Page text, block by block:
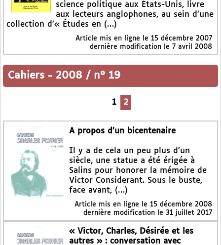
science politique aux États-Unis, livre
aux lecteurs anglophones, au sein d’une
collection d’« Études en (…)
Article mis en ligne le 15 décembre 2007
dernière modification le 7 avril 2008
Cahiers - 2008 / n° 19
1 2
A propos d’un bicentenaire
Il y a de cela un peu plus d’un
siècle, une statue a été érigée à
Salins pour honorer la mémoire de
Victor Considerant. Sous le buste,
face avant, (…)
Article mis en ligne le 15 décembre 2008
dernière modification le 31 juillet 2017
« Victor, Charles, Désirée et les
autres » : conversation avec